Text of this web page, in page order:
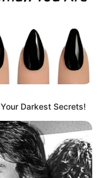
Darkest Secrets!